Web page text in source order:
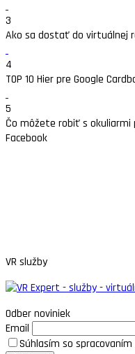
3
Ako sa dostať do virtuálnej
4
TOP 10 Hier pre Google
5
Čo môžete robiť s
Facebook
VR služby
Odber noviniek
Email
Súhlasím so